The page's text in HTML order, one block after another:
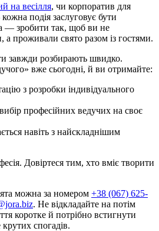
на весілля, чи корпоратив для
подія заслуговує бути
— зробити так, щоб ви не
а проживали свято разом із гостями.
завжди розбирають швидко.
вже сьогодні, й ви отримайте:
з розробки індивідуального
професійних ведучих на своє
навіть з найскладнішим
Довіртеся тим, хто вміє творити
можна за номером +38 (067) 625-
. Не відкладайте на потім
коротке й потрібно встигнути
спогадів.